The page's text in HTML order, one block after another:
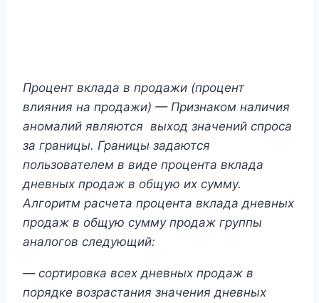
Процент вклада в продажи (процент
влияния на продажи) — Признаком наличия
аномалий являются выход значений спроса
за границы. Границы задаются
пользователем в виде процента вклада
дневных продаж в общую их сумму.
Алгоритм расчета процента вклада дневных
продаж в общую сумму продаж группы
аналогов следующий:
— сортировка всех дневных продаж в
порядке возрастания значения дневных